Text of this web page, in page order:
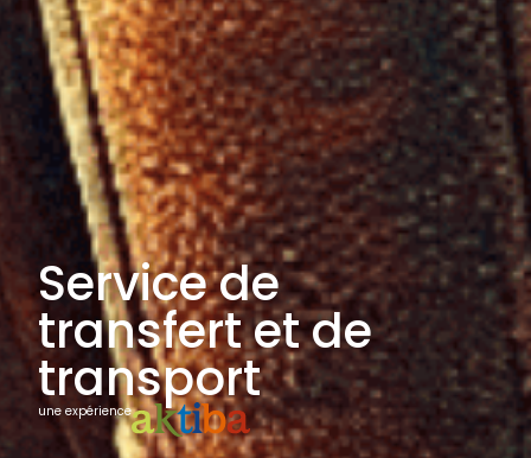
Service de
transfert et de
transport
une expérience